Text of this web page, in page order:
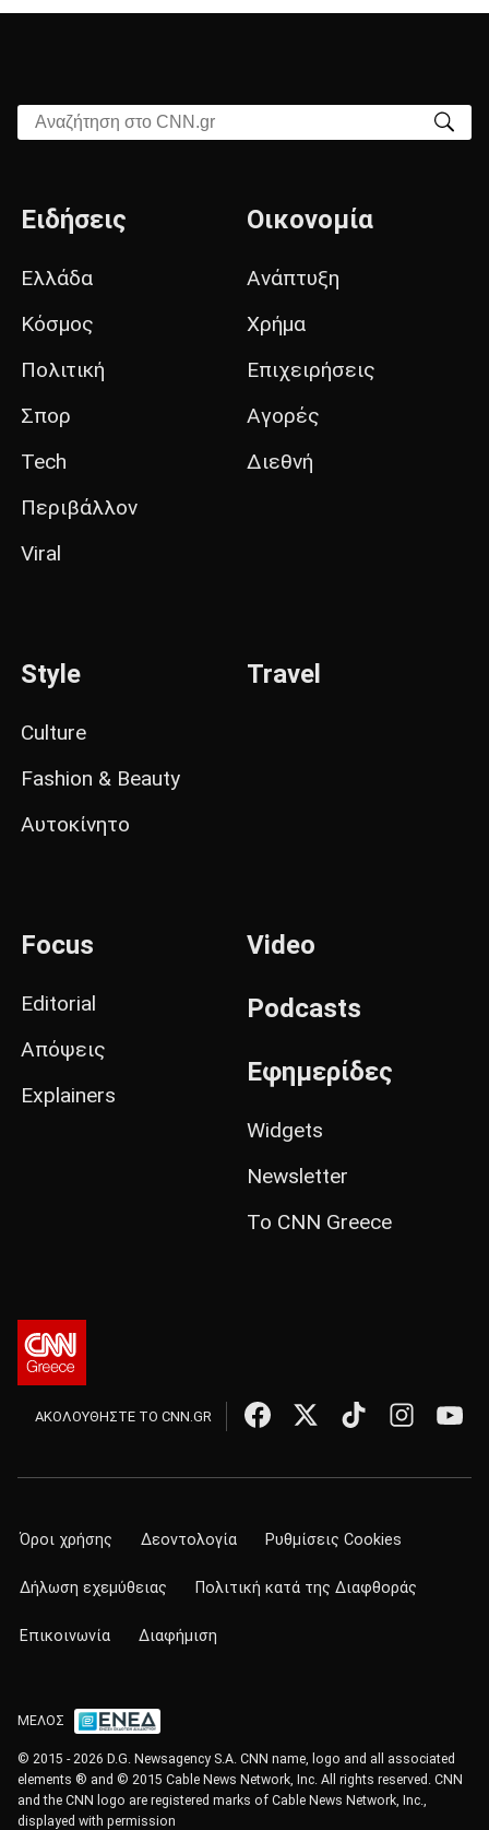
Αναζήτηση στο CNN.gr
Ειδήσεις
Ελλάδα
Κόσμος
Πολιτική
Σπορ
Tech
Περιβάλλον
Viral
Οικονομία
Ανάπτυξη
Χρήμα
Επιχειρήσεις
Αγορές
Διεθνή
Style
Culture
Fashion & Beauty
Αυτοκίνητο
Travel
Focus
Editorial
Απόψεις
Explainers
Video
Podcasts
Εφημερίδες
Widgets
Newsletter
Το CNN Greece
ΑΚΟΛΟΥΘΗΣΤΕ ΤΟ CNN.GR
Όροι χρήσης Δεοντολογία Ρυθμίσεις Cookies
Δήλωση εχεμύθειας Πολιτική κατά της Διαφθοράς
Επικοινωνία Διαφήμιση
ΜΕΛΟΣ
© 2015 - 2026 D.G. Newsagency S.A. CNN name, logo and all associated
elements ® and © 2015 Cable News Network, Inc. All rights reserved. CNN
and the CNN logo are registered marks of Cable News Network, Inc.,
displayed with permission